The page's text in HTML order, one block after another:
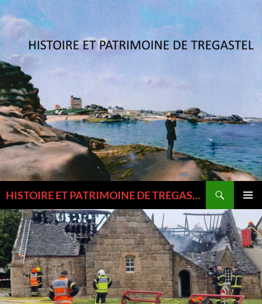
Aller
au
contenu
HISTOIRE ET PATRIMOINE DE TREGASTEL ET DU TREGOR